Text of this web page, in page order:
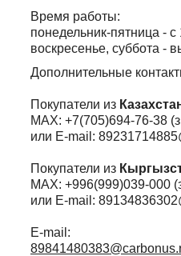
Время работы:
понедельник-пятница -
воскресенье, суббота -
Дополнительные
Покупатели из
MAX: +7(705)694-76-38
или E-mail:
Покупатели из
MAX: +996(999)039-000
или E-mail:
E-mail: